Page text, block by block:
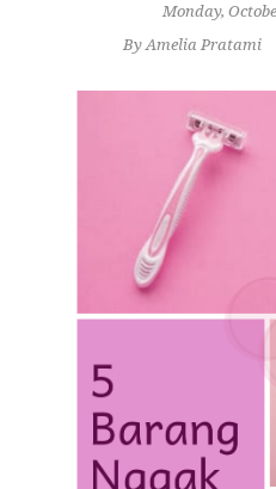
Monday,
By Amelia Pratami